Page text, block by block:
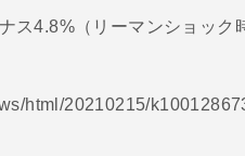
ス4.8%（リーマンショック
html/20210215/